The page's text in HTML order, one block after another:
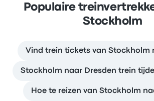
Populaire
Stockholm
Vind trein tickets van Stockholm
Stockholm naar Dresden trein
Hoe te reizen van Stockholm